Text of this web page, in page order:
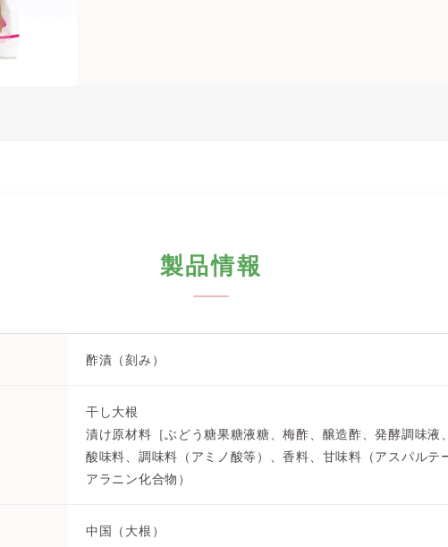
製品情報
酢漬（刻み）
干し大根
漬け原材料［ぶどう糖果糖液糖、梅酢、醸造酢、発酵調味液
酸味料、調味料（アミノ酸等）、香料、甘味料（アスパルテ
アラニン化合物）
中国（大根）